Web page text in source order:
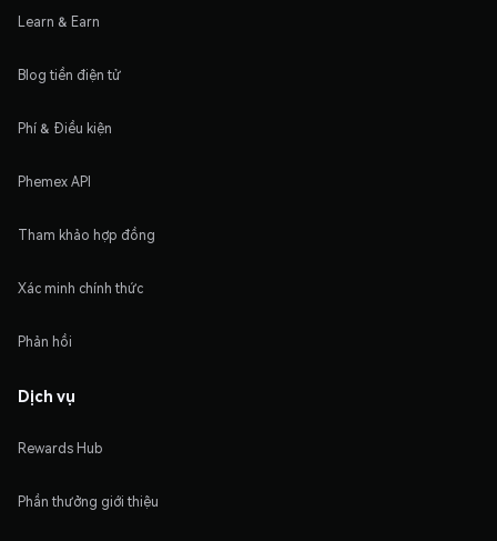
Learn & Earn
Blog tiền điện tử
Phí & Điều kiện
Phemex API
Tham khảo hợp đồng
Xác minh chính thức
Phản hồi
Dịch vụ
Rewards Hub
Phần thưởng giới thiệu